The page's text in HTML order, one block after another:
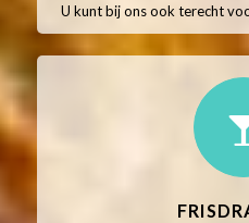
U kunt bij ons ook terecht